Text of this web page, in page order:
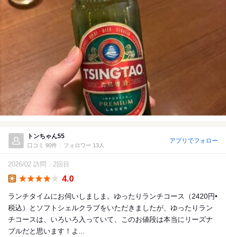
トンちゃん55
口コミ 90件 フォロワー 13人
アプリでフォロー
2026/02 訪問 2回目
4.0
ランチタイムにお伺いしましま。ゆったりランチコース（2420円•
税込）とソフトシェルクラブをいただきましたが、ゆったりラン
チコースは、いろいろ入っていて、このお値段は本当にリーズナ
ブルだと思います！よ...